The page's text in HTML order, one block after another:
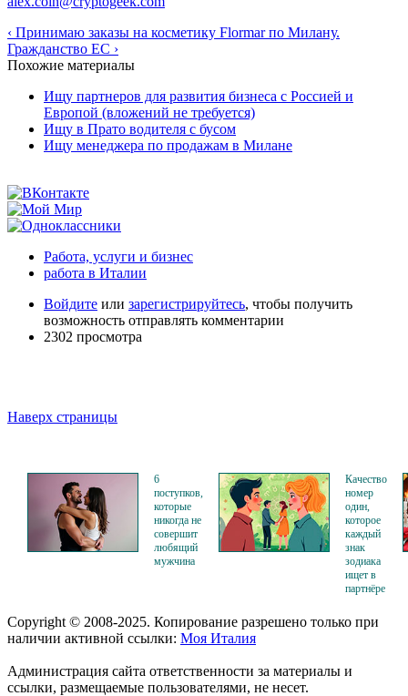
‹ Принимаю заказы на косметику Flormar по Милану.
Гражданство ЕС ›
Похожие материалы
Ищу партнеров для развития бизнеса с Россией и
Европой (вложений не требуется)
Ищу в Прато водителя с бусом
Ищу менеджера по продажам в Милане
Работа, услуги и бизнес
работа в Италии
Войдите или зарегистрируйтесь, чтобы получить
возможность отправлять комментарии
2302 просмотра
Наверх страницы
6
поступков,
которые
никогда не
совершит
любящий
мужчина
Качество
номер
один,
которое
каждый
знак
зодиака
ищет в
партнёре
Copyright © 2008-2025. Копирование разрешено только при
наличии активной ссылки: Моя Италия
Администрация сайта ответственности за материалы и
ссылки, размещаемые пользователями, не несет.